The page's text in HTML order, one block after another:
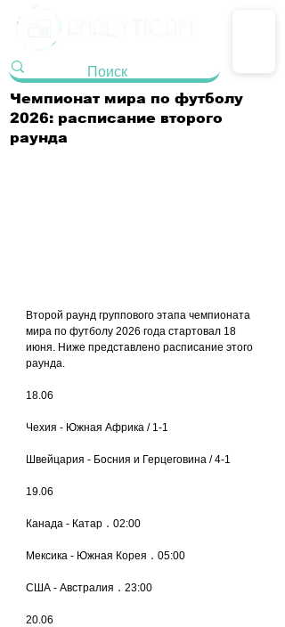
Чемпионат мира по футболу
2026: расписание второго
раунда
Второй раунд группового этапа чемпионата
мира по футболу 2026 года стартовал 18
июня. Ниже представлено расписание этого
раунда.
18.06
Чехия - Южная Африка / 1-1
Швейцария - Босния и Герцеговина / 4-1
19.06
Канада - Катар ․ 02:00
Мексика - Южная Корея ․ 05:00
США - Австралия ․ 23:00
20.06